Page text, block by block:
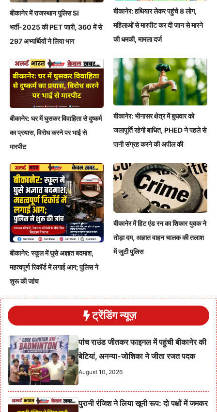
बीकानेर में राजस्थान पुलिस SI
भर्ती-2025 की PET जारी, 360 में से
297 अभ्यर्थियों ने लिया भाग
बीकानेर: हथियार लेकर पहुंचे 8 लोग,
महिलाओं से मारपीट कर दी जान से मारने
की धमकी, मामला दर्ज
बीकानेर: घर में घुसकर विवाहिता से दुष्कर्म
का प्रयास, विरोध करने पर भाई से
मारपीट
बीकानेर: भीनासर क्षेत्र में बुधवार को
जलापूर्ति रहेगी बाधित, PHED ने पहले से
पानी संग्रह करने की अपील की
बीकानेर: स्कूल में घुसे अज्ञात बदमाश,
महत्वपूर्ण रिकॉर्ड में लगाई आग; पुलिस ने
शुरू की जांच
बीकानेर में हिट एंड रन का शिकार युवक ने
तोड़ा दम, अज्ञात वाहन चालक की तलाश
में जुटी पुलिस
ट्रेंडिंग न्यूज़
पांच राउंड जीतकर फाइनल में पहुंची बीकानेर की
बेटियां, अनन्या-जोशिका ने जीता रजत पदक
August 10, 2026
पुरानी रंजिश ने लिया खूनी रूप: दो पक्षों में जमकर